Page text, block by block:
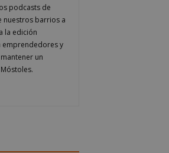
podcasts de
nuestros barrios a
la edición
emprendedores y
un
Script.com funcione correctamente.
se utiliza para distinguir entre humanos y bots.
beneficioso para el sitio web, con el fin de realizar
válidos sobre el uso de su sitio web.